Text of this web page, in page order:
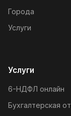
Города
Услуги
Услуги
6-НДФЛ онлайн
Бухгалтерская